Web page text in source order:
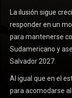
La ilusión sigue
responder en un
para mantenerse
Sudamericano y
Salvador 2027.
Al igual que en el
para acomodarse